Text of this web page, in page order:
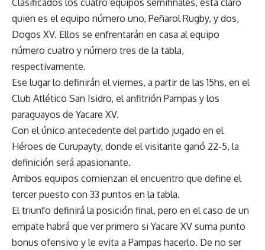
quien es el equipo número uno, Peñarol Rugby, y dos,
Dogos XV. Ellos se enfrentarán en casa al equipo
número cuatro y número tres de la tabla,
respectivamente.
Ese lugar lo definirán el viernes, a partir de las 15hs, en el
Club Atlético San Isidro, el anfitrión Pampas y los
paraguayos de Yacare XV.
Con el único antecedente del partido jugado en el
Héroes de Curupayty, donde el visitante ganó 22-5, la
definición será apasionante.
Ambos equipos comienzan el encuentro que define el
tercer puesto con 33 puntos en la tabla.
El triunfo definirá la posición final, pero en el caso de un
empate habrá que ver primero si Yacare XV suma punto
bonus ofensivo y le evita a Pampas hacerlo. De no ser